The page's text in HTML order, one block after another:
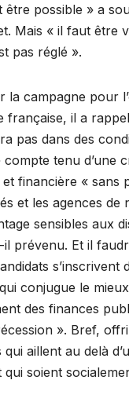
être possible » a
Mais « il faut être
pas réglé ».
la campagne pour
française, il a
pas dans des
tenu d’une
financière « sans
et les agences de
sensibles aux
il prévenu. Et il
s’inscrivent
conjugue le
des finances
». Bref,
aillent au delà
qui soient